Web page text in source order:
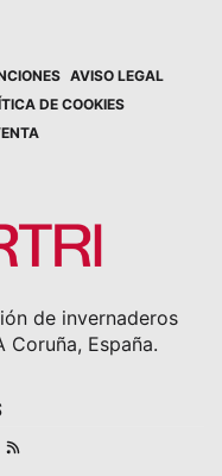
AVISO LEGAL
DE COOKIES
de invernaderos
Coruña, España.